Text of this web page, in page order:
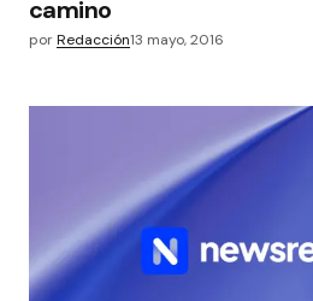
camino
porRedacción13 mayo, 2016